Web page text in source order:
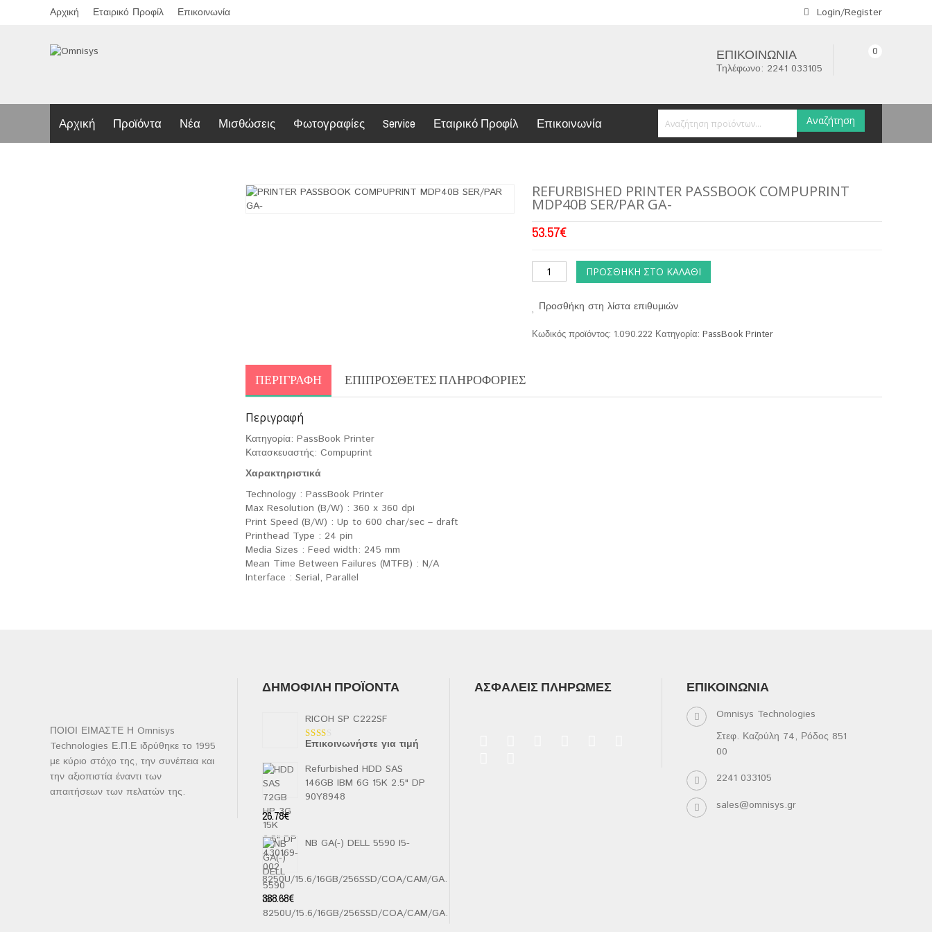
Αρχική Εταιρικό Προφίλ Επικοινωνία Login/Register
ΕΠΙΚΟΙΝΩΝΊΑ
Τηλέφωνο: 2241 033105
0
Αρχική Προϊόντα Νέα Μισθώσεις Φωτογραφίες Service Εταιρικό Προφίλ Επικοινωνία Αναζήτηση
REFURBISHED PRINTER PASSBOOK COMPUPRINT
MDP40B SER/PAR GA-
53.57€
ΠΡΟΣΘΉΚΗ ΣΤΟ ΚΑΛΆΘΙ
Προσθήκη στη λίστα επιθυμιών
Κωδικός προϊόντος: 1.090.222 Κατηγορία:PassBook Printer
ΠΕΡΙΓΡΑΦΉ ΕΠΙΠΡΌΣΘΕΤΕΣ ΠΛΗΡΟΦΟΡΊΕΣ
Περιγραφή
Κατηγορία: PassBook Printer
Κατασκευαστής: Compuprint
Χαρακτηριστικά
Technology : PassBook Printer
Max Resolution (B/W) : 360 x 360 dpi
Print Speed (B/W) : Up to 600 char/sec – draft
Printhead Type : 24 pin
Media Sizes : Feed width: 245 mm
Mean Time Between Failures (MTFB) : N/A
Interface : Serial, Parallel
ΠΟΙΟΙ ΕΙΜΑΣΤΕ Η Omnisys
Technologies Ε.Π.Ε ιδρύθηκε το 1995
με κύριο στόχο της, την συνέπεια και
την αξιοπιστία έναντι των
απαιτήσεων των πελατών της.
ΔΗΜΟΦΙΛΉ ΠΡΟΪΌΝΤΑ
RICOH SP C222SF
Βαθμολογήθηκε
2.00
από
5
Επικοινωνήστε για τιμή
Refurbished HDD SAS
146GB IBM 6G 15K 2.5" DP
90Y8948
26.78€
NB GA(-) DELL 5590 I5-
8250U/15.6/16GB/256SSD/COA/CAM/GA.
388.68€
ΑΣΦΑΛΕΊΣ ΠΛΗΡΩΜΈΣ ΕΠΙΚΟΙΝΩΝΊΑ
Omnisys Technologies
Στεφ. Καζούλη 74, Ρόδος 851
00
2241 033105
sales@omnisys.gr